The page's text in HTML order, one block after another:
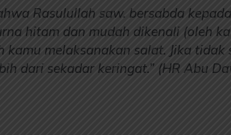
Rasulullah saw. bersabda
hitam dan mudah dikenali (oleh
kamu melaksanakan salat. Jika tidak
dari sekadar keringat.” (HR Abu